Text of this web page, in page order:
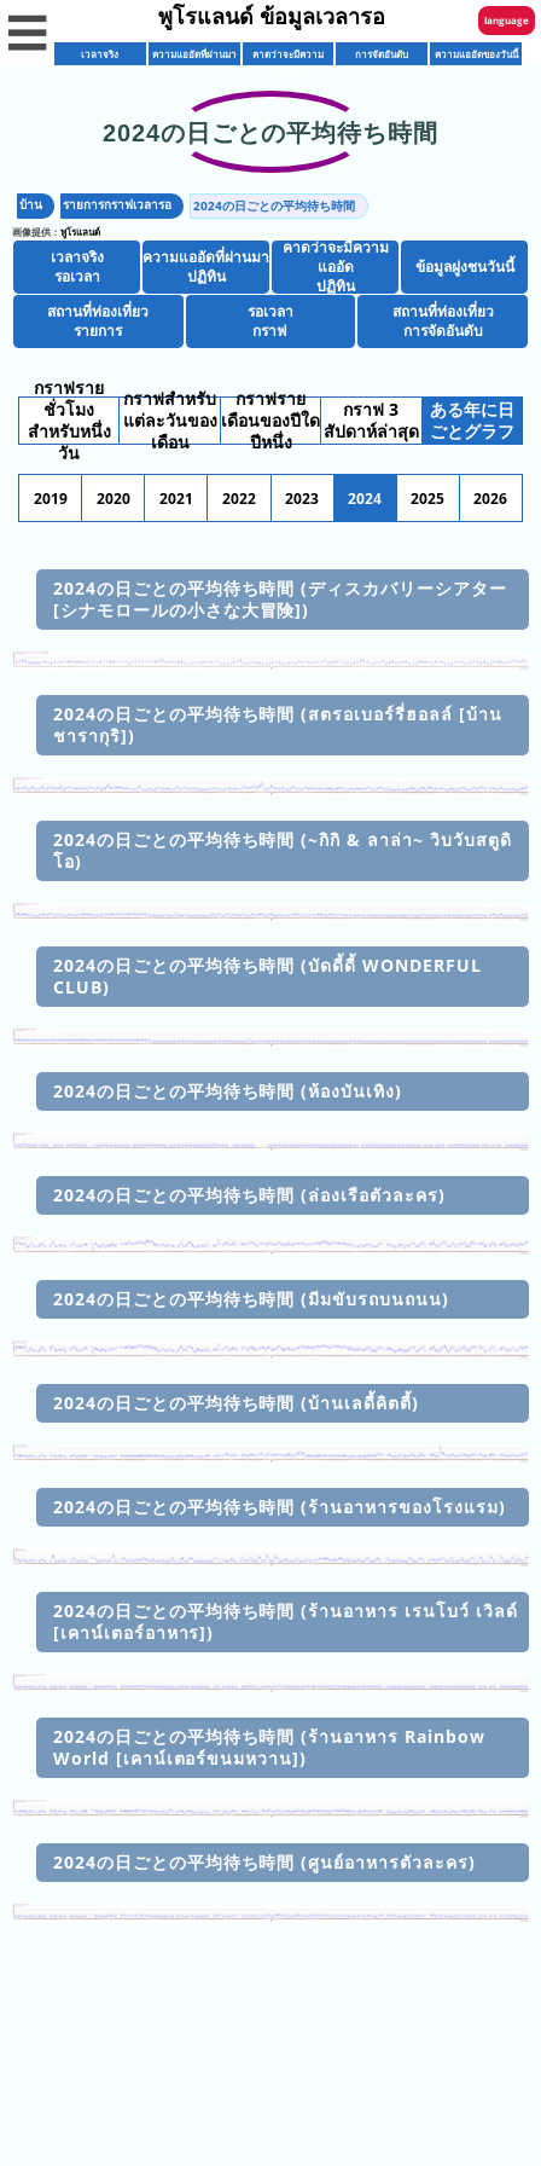
จริง
รอ
เวลา
ปฏิทิน
ความ
แออัด
ปฏิทิน
พยากรณ์
ฝูงชน
ร้าน
รายการ
ร้านค้า
รายการ
สถานที่
ท่อง
เที่ยว
รายการ
การ
จัด
ความ
นิยม
นี้
จัด
อันดับ
วาน
การ
อันดับ
ของ
เดือน
จัด
อันดับ
ของ
ที่
การ
จัด
อันดับ
ปี
นี้
การ
จัด
ของ
ปี
แล้ว
จัด
อันดับ
การ
จัด
อันดับ
ฝูงชน
นี้
การ
อันดับ
ของ
English
한국어
ภาษาไทย
日本語
☰ พูโรแลนด์ ข้อมูลเวลารอ language
เวลาจริง ความแออัดที่ผ่านมา
คาดว่าจะมีความ
การจัดอันดับ ความแออัดของวันนี้
2024の日ごとの平均待ち時間
บ้าน รายการกราฟเวลารอ 2024の日ごとの平均待ち時間
画像提供： พูโรแลนด์
เวลาจริง
รอเวลา
ความแออัดที่ผ่านมา
ปฏิทิน
คาดว่าจะมีความ
แออัด
ปฏิทิน
ข้อมูลฝูงชนวันนี้
สถานที่ท่องเที่ยว
รายการ
รอเวลา
กราฟ
สถานที่ท่องเที่ยว
การจัดอันดับ
กราฟราย
ชั่วโมง
สำหรับหนึ่ง
วัน
กราฟสำหรับ
แต่ละวันของ
เดือน
กราฟราย
เดือนของปีใด
ปีหนึ่ง
กราฟ 3
สัปดาห์ล่าสุด
ある年に日
ごとグラフ
2019 2020 2021 2022 2023 2024 2025 2026
2024の日ごとの平均待ち時間 (ディスカバリーシアター
[シナモロールの小さな大冒険])
2024の日ごとの平均待ち時間 (สตรอเบอร์รี่ฮอลล์ [บ้าน
ชารากุริ])
2024の日ごとの平均待ち時間 (~กิกิ & ลาล่า~ วิบวับสตูดิ
โอ)
2024の日ごとの平均待ち時間 (บัดดี้ดี้ WONDERFUL
CLUB)
2024の日ごとの平均待ち時間 (ห้องบันเทิง)
2024の日ごとの平均待ち時間 (ล่องเรือตัวละคร)
2024の日ごとの平均待ち時間 (มีมขับรถบนถนน)
2024の日ごとの平均待ち時間 (บ้านเลดี้คิตตี้)
2024の日ごとの平均待ち時間 (ร้านอาหารของโรงแรม)
2024の日ごとの平均待ち時間 (ร้านอาหาร เรนโบว์ เวิลด์
[เคาน์เตอร์อาหาร])
2024の日ごとの平均待ち時間 (ร้านอาหาร Rainbow
World [เคาน์เตอร์ขนมหวาน])
2024の日ごとの平均待ち時間 (ศูนย์อาหารตัวละคร)